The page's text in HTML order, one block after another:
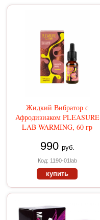
Жидкий Вибратор с
Афродизиаком PLEASURE
LAB WARMING, 60 гр
990 руб.
Код: 1190-01lab
купить